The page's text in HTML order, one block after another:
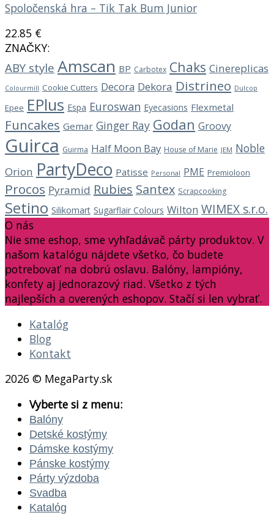
Spoločenská hra – Tik Tak Bum Junior
22.85 €
ZNAČKY:
ABY style Amscan BP Carbotex Chaks Cinereplicas
Colourmill Cookie Cutters Decora Dekora Distrineo Dulcop
Epee EPlus Espa Euroswan Eyecasions Flexmetal
Funcakes Gemar Ginger Ray Godan Groovy
Guirca Guirma Half Moon Bay House of Marie JEM Noble
Orion PartyDeco Patisse Personal PME Premioloon
Procos Pyramid Rubies Santex Scrapcooking
Setino Silikomart Sugarflair Colours Wilton WIMEX s.r.o.
O nás
Nie sme eshop, sme vyhľadávač párty produktov. V
našom katalógu nájdete všetko, čo budete
potrebovať na dobrú oslavu. Balóny, lampióny,
konfety aj jednorazový riad. Všetko z tých
najlepších a overených eshopov. Stačí si len vybrať.
Katalóg
Blog
Kontakt
2026 © MegaParty.sk
Vyberte si z menu:
Balóny
Detské kostýmy
Dámske kostýmy
Pánske kostýmy
Párty výzdoba
Svadba
Katalóg